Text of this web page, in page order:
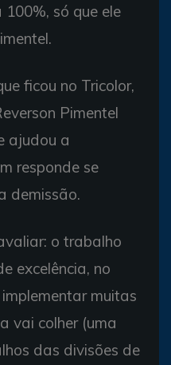
só que ele
ficou no Tricolor,
Pimentel
ajudou a
responde se
demissão.
o trabalho
excelência, no
muitas
vai colher (uma
das divisões de